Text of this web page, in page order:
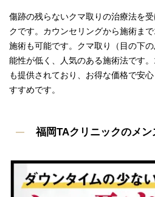
傷跡の残らないクマ取りの治療法を
クです。カウンセリングから施術ま
施術も可能です。クマ取り（目の下
能性が低く、人気のある施術法です
も提供されており、お得な価格で安
すすめです。
福岡TAクリニックのメ